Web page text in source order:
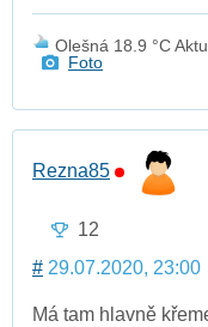
Olešná 18.9 °C
Foto
Rezna85
12
# 29.07.2020, 23:00
Má tam hlavně